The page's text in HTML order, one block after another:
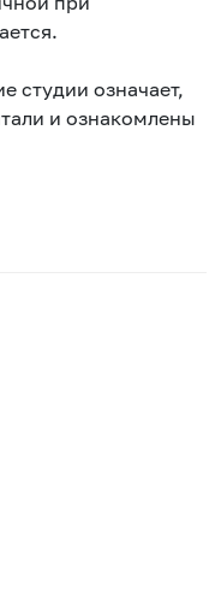
студии означает,
и ознакомлены